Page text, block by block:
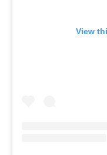
View